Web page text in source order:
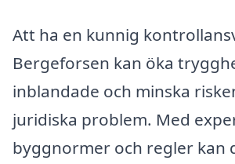
Att ha en kunnig
Bergeforsen kan öka
inblandade och minska
juridiska problem. Med
byggnormer och regler kan